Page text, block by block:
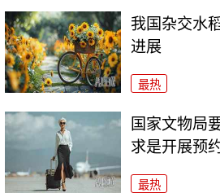
我国杂交水
进展
最热
国家文物局
求是开展预
最热